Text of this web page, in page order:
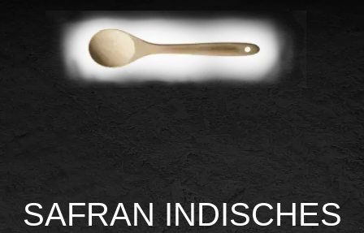
SAFRAN INDISCHES